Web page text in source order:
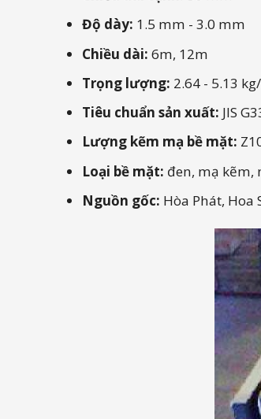
Độ dày: 1.5 mm - 3.0 mm
Chiều dài:6m, 12m
Trọng lượng: 2.64 - 5.13
Tiêu chuẩn sản xuất: JIS
Lượng kẽm mạ bề mặt:
Loại bề mặt: đen, mạ kẽm,
Nguồn gốc: Hòa Phát, Hoa